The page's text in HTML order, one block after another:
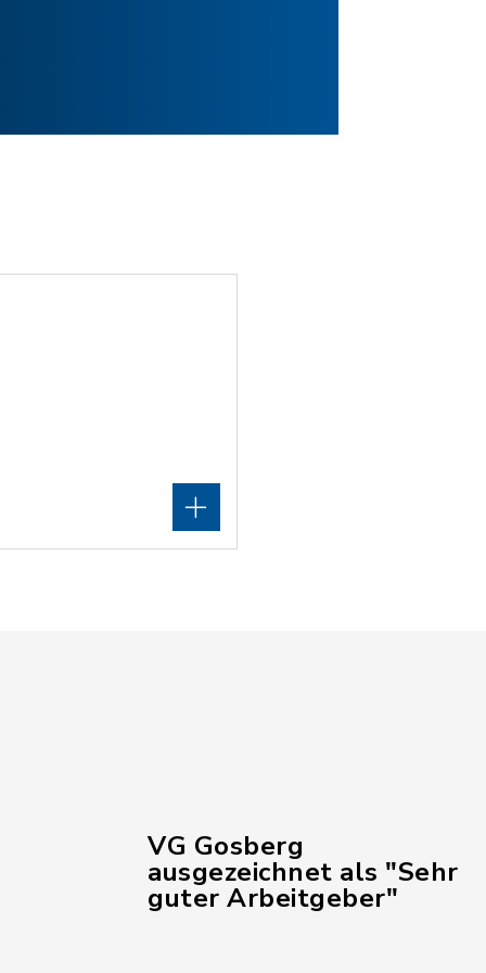
VG Gosberg
ausgezeichnet als "Sehr
guter Arbeitgeber"